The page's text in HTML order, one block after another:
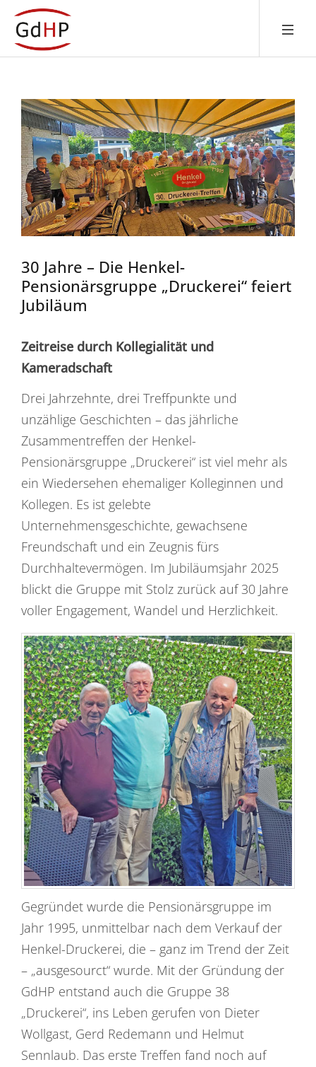
30 Jahre – Die Henkel-
Pensionärsgruppe „Druckerei“ feiert
Jubiläum
Zeitreise durch Kollegialität und
Kameradschaft
Drei Jahrzehnte, drei Treffpunkte und
unzählige Geschichten – das jährliche
Zusammentreffen der Henkel-
Pensionärsgruppe „Druckerei“ ist viel mehr als
ein Wiedersehen ehemaliger Kolleginnen und
Kollegen. Es ist gelebte
Unternehmensgeschichte, gewachsene
Freundschaft und ein Zeugnis fürs
Durchhaltevermögen. Im Jubiläumsjahr 2025
blickt die Gruppe mit Stolz zurück auf 30 Jahre
voller Engagement, Wandel und Herzlichkeit.
Gegründet wurde die Pensionärsgruppe im
Jahr 1995, unmittelbar nach dem Verkauf der
Henkel-Druckerei, die – ganz im Trend der Zeit
– „ausgesourct“ wurde. Mit der Gründung der
GdHP entstand auch die Gruppe 38
„Druckerei“, ins Leben gerufen von Dieter
Wollgast, Gerd Redemann und Helmut
Sennlaub. Das erste Treffen fand noch auf